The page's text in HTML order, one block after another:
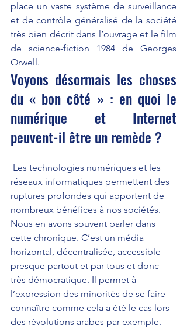
place un vaste système de surveillance
et de contrôle généralisé de la société
très bien décrit dans l’ouvrage et le film
de science-fiction 1984 de Georges
Orwell.
Voyons désormais les choses
du « bon côté » : en quoi le
numérique et Internet
peuvent-il être un remède ?
réseaux informatiques permettent des
ruptures profondes qui apportent de
nombreux bénéfices à nos sociétés.
Nous en avons souvent parler dans
cette chronique. C’est un média
horizontal, décentralisée, accessible
presque partout et par tous et donc
très démocratique. Il permet à
l’expression des minorités de se faire
connaître comme cela a été le cas lors
des révolutions arabes par exemple.